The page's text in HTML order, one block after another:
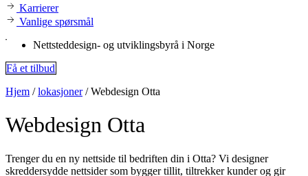
Karrierer
Vanlige spørsmål
Nettsteddesign- og utviklingsbyrå i Norge
Få et tilbud
Hjem /lokasjoner/Webdesign Otta
Webdesign Otta
Trenger du en ny nettside til bedriften din i Otta? Vi designer
skreddersydde nettsider som bygger tillit, tiltrekker kunder og gir